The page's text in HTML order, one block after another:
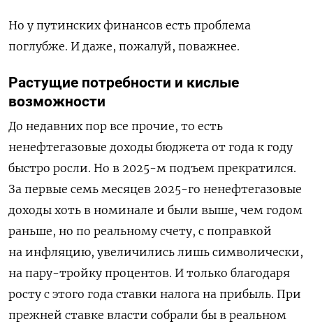
Но у путинских финансов есть проблема
поглубже. И даже, пожалуй, поважнее.
Растущие потребности и кислые
возможности
До недавних пор все прочие, то есть
ненефтегазовые доходы бюджета от года к году
быстро росли. Но в 2025-м подъем прекратился.
За первые семь месяцев 2025-го ненефтегазовые
доходы хоть в номинале и были выше, чем годом
раньше, но по реальному счету, с поправкой
на инфляцию, увеличились лишь символически,
на пару-тройку процентов. И только благодаря
росту с этого года ставки налога на прибыль. При
прежней ставке власти собрали бы в реальном